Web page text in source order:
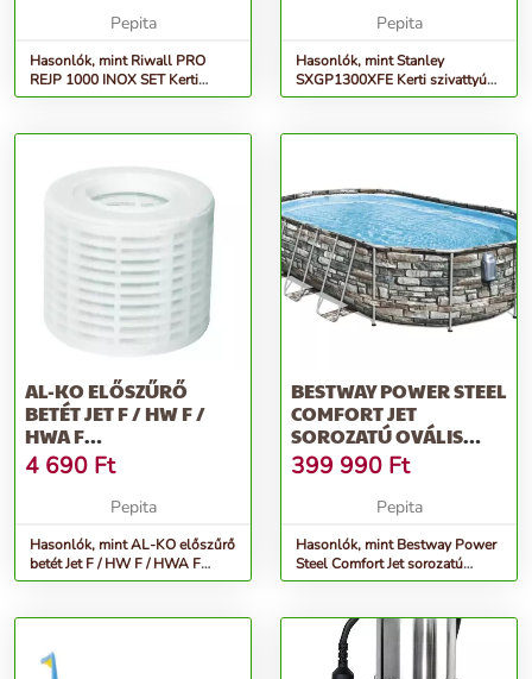
Pepita
Hasonlók, mint Riwall PRO
REJP 1000 INOX SET Kerti
szivattyú szett 1000 W
Pepita
Hasonlók, mint Stanley
SXGP1300XFE Kerti szivattyú
1300W Inox
AL-KO ELŐSZŰRŐ
BETÉT JET F / HW F /
HWA F
SZIVATTYÚKHOZ,
MŰANYAG
4 690 Ft
Pepita
Hasonlók, mint AL-KO előszűrő
betét Jet F / HW F / HWA F
szivattyúkhoz, műanyag
BESTWAY POWER STEEL
COMFORT JET
SOROZATÚ OVÁLIS
MEDENCEKÉSZLET, 6...
399 990 Ft
Pepita
Hasonlók, mint Bestway Power
Steel Comfort Jet sorozatú
ovális medencekészlet, 6...